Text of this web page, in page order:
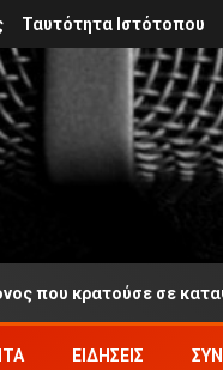
Ταυτότητα Ιστότοπου
που κρατούσε σε
ΕΙΔΉΣΕΙΣ